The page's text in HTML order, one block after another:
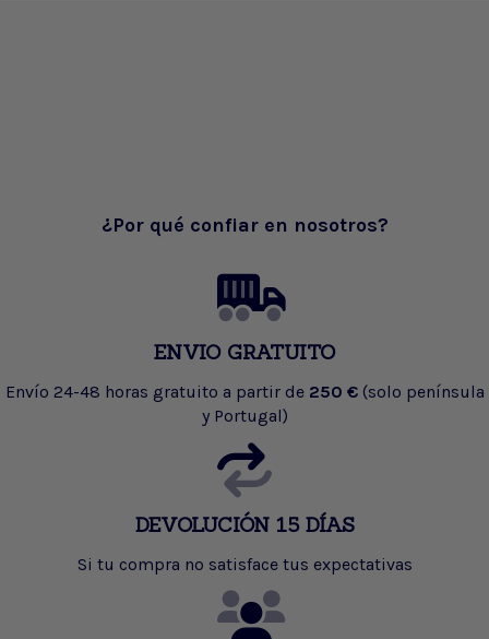
¿Por qué confiar en nosotros?
ENVIO GRATUITO
Envío 24-48 horas gratuito a partir de 250 € (solo península
y Portugal)
DEVOLUCIÓN 15 DÍAS
Si tu compra no satisface tus expectativas